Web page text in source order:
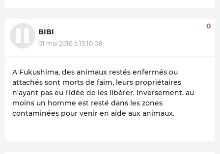
BIBI
01 mai 2016 à 13:10:08
0
A Fukushima, des animaux restés enfermés ou
attachés sont morts de faim, leurs propriétaires
n'ayant pas eu l'idée de les libérer. Inversement, au
moins un homme est resté dans les zones
contaminées pour venir en aide aux animaux.